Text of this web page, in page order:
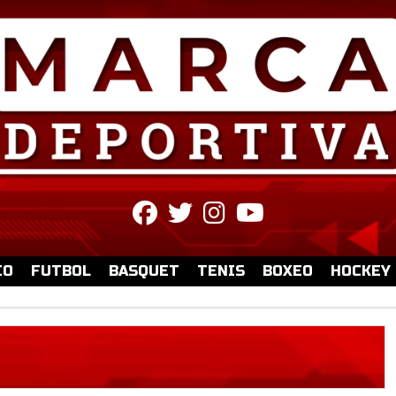
fab
fa-
facebook
fab
fa-
twitter
fab
fa-
instagram
fa-
youtube
FUTBOL BASQUET TENIS BOXEO HOCKEY